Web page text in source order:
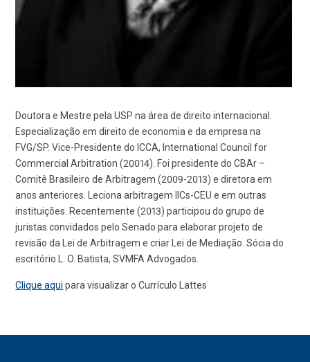
Doutora e Mestre pela USP na área de direito internacional.
Especialização em direito de economia e da empresa na
FVG/SP. Vice-Presidente do ICCA, International Council for
Commercial Arbitration (20014). Foi presidente do CBAr –
Comitê Brasileiro de Arbitragem (2009-2013) e diretora em
anos anteriores. Leciona arbitragem IICs-CEU e em outras
instituições. Recentemente (2013) participou do grupo de
juristas convidados pelo Senado para elaborar projeto de
revisão da Lei de Arbitragem e criar Lei de Mediação. Sócia do
escritório L. O. Batista, SVMFA Advogados.
Clique aqui para visualizar o Currículo Lattes